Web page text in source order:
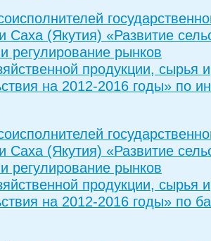
Саха (Якутия) «Развитие
регулирование рынков
продукции, сырья и
на 2012-2016 годы» по
Саха (Якутия) «Развитие
регулирование рынков
продукции, сырья и
на 2012-2016 годы» по